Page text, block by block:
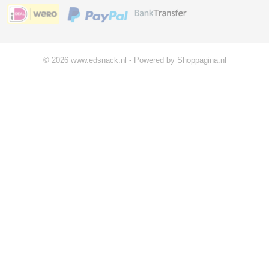
© 2026 www.edsnack.nl - Powered by Shoppagina.nl